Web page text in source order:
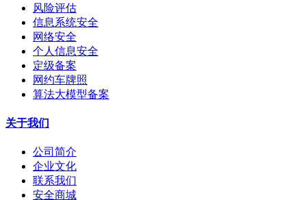
风险评估
信息系统安全
网络安全
个人信息安全
定级备案
网约车牌照
算法大模型备案
关于我们
公司简介
企业文化
联系我们
安全商城